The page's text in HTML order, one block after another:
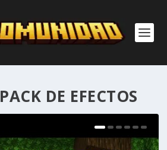
PACK DE EFECTOS